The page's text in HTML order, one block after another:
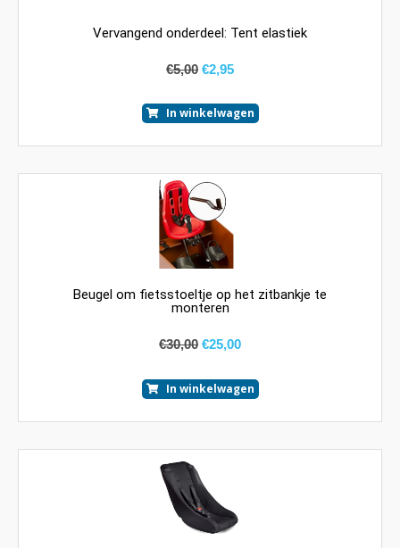
Vervangend onderdeel: Tent elastiek
€5,00 €2,95
In winkelwagen
Beugel om fietsstoeltje op het zitbankje te
monteren
€30,00 €25,00
In winkelwagen